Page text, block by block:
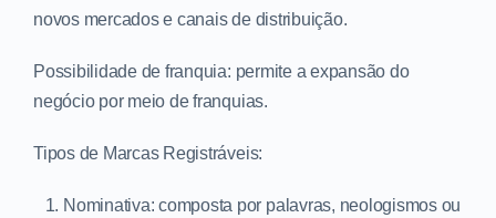
novos mercados e canais de distribuição.
Possibilidade de franquia: permite a expansão do
negócio por meio de franquias.
Tipos de Marcas Registráveis:
Nominativa: composta por palavras, neologismos ou